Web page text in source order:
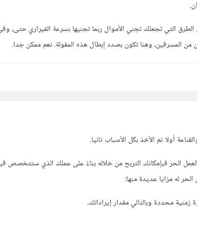
التي تجعلك تجني الأموال ربما تجنيها بسرعة الفيراري حتى،
المسرفين، وهنا تكون بصدد إبطال هذه المقولة. نعم ممكن جدا.
أولا ثم الأخذ بكل الأسباب ثانيا.
الحر فبإمكانك التربح من خلاله بناءً على عملك الذي ستتخصص
له مزايا عديدة منها:
محددة وبالتالي مقدار إيراداتك.